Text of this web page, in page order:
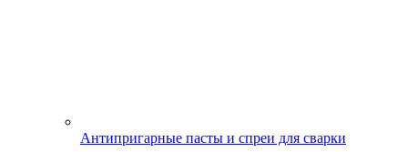
Антипригарные пасты и спреи для сварки